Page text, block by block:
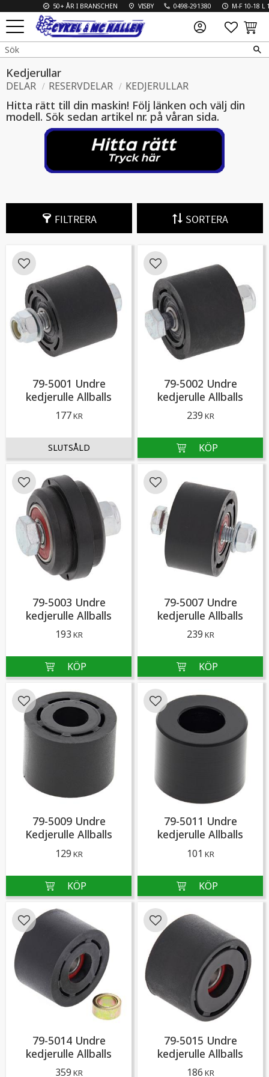
Meny
50+ ÅR I BRANSCHEN VISBY 0498-291380 M-F 10-18 L 10-
Kedjerullar
DELAR RESERVDELAR KEDJERULLAR
Hitta rätt till din maskin! Följ länken och välj din
modell. Sök sedan artikel nr. på våran sida.
FILTRERA SORTERA
79-5001 Undre
kedjerulle Allballs
177KR
Lägg till i favoriter
79-5002 Undre
kedjerulle Allballs
239 KR
Lägg till i favoriter
79-5003 Undre
kedjerulle Allballs
193 KR
Lägg till i favoriter
79-5007 Undre
kedjerulle Allballs
239 KR
Lägg till i favoriter
79-5009 Undre
Kedjerulle Allballs
129 KR
Lägg till i favoriter
79-5011 Undre
kedjerulle Allballs
101 KR
Lägg till i favoriter
79-5014 Undre
kedjerulle Allballs
359 KR
Lägg till i favoriter
79-5015 Undre
kedjerulle Allballs
186 KR
Lägg till i favoriter